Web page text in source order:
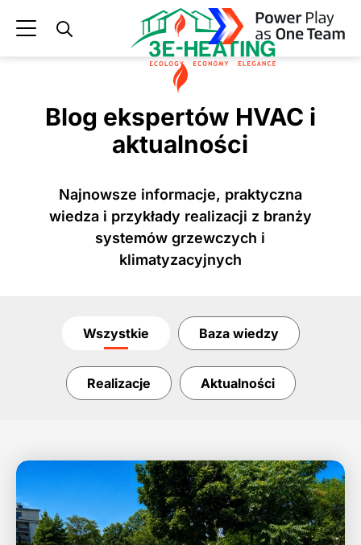
3E Blog
Blog ekspertów HVAC i
aktualności
Najnowsze informacje, praktyczna
wiedza i przykłady realizacji z branży
systemów grzewczych i
klimatyzacyjnych
Wszystkie Baza wiedzy
Realizacje Aktualności